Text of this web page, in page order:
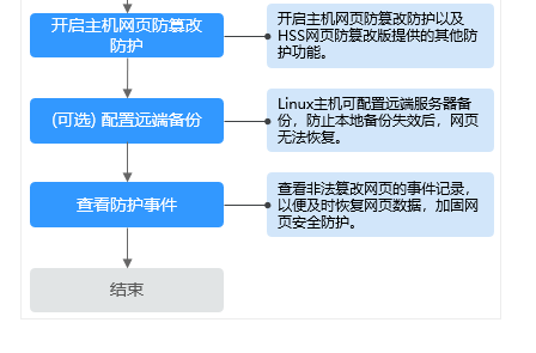
防
篡
主
篡
改